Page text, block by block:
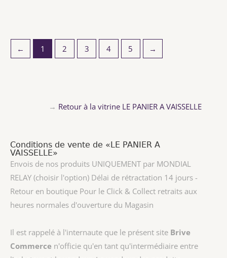
← 1 2 3 4 5 →
→ Retour à la vitrine LE PANIER A VAISSELLE
Conditions de vente de «LE PANIER A
VAISSELLE»
Envois de nos produits UNIQUEMENT par MONDIAL
RELAY (choisir l'option) Délai de rétractation 14 jours -
Retour en boutique Pour le Click & Collect retraits aux
heures normales d'ouverture du Magasin
Il est rappelé à l'internaute que le présent site Brive
Commerce n'officie qu'en tant qu'intermédiaire entre